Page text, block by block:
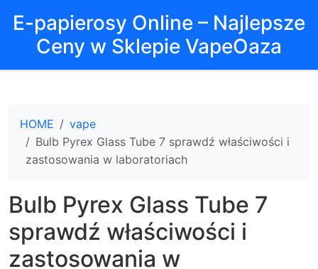
E-papierosy Online – Najlepsze
Ceny w Sklepie VapeOaza
HOME
vape
Bulb Pyrex Glass Tube 7 sprawdź właściwości i
zastosowania w laboratoriach
Bulb Pyrex Glass Tube 7
sprawdź właściwości i
zastosowania w